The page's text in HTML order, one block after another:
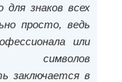
для знаков всех
просто, ведь
или
символов
заключается в